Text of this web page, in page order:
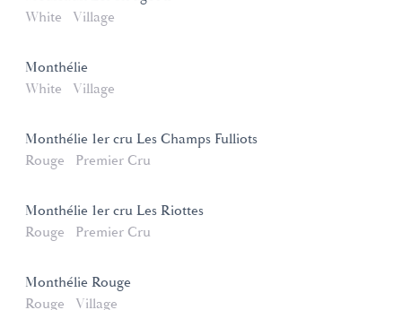
White
Village
Monthélie
White
Village
Monthélie 1er cru Les Champs Fulliots
Rouge
Premier Cru
Monthélie 1er cru Les Riottes
Rouge
Premier Cru
Monthélie Rouge
Rouge
Village